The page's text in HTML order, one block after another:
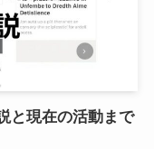
と現在の活動まで